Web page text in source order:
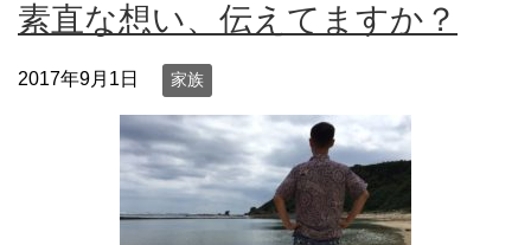
素直な想い、伝えてますか？
2017年9月1日 家族